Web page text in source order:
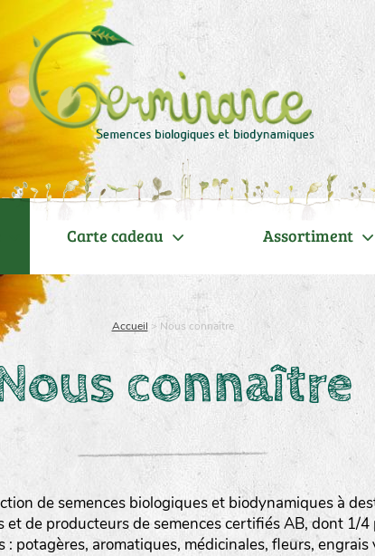
Carte cadeau Assortiment
Accueil > Nous connaître
connaître
de semences biologiques et biodynamiques à
de producteurs de semences certifiés AB, dont 1/
potagères, aromatiques, médicinales, fleurs,